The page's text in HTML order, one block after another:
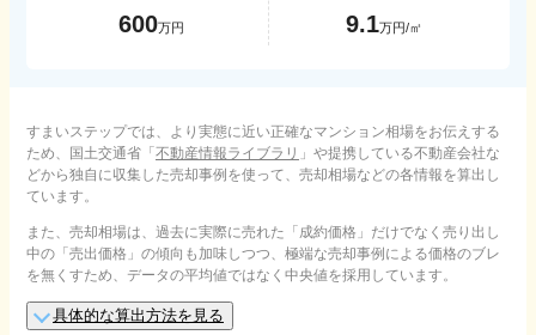
600万円 9.1万円/㎡
すまいステップでは、より実態に近い正確なマンション相場をお伝えする
ため、国土交通省「不動産情報ライブラリ 」や提携している不動産会社な
どから独自に収集した売却事例を使って、売却相場などの各情報を算出し
ています。
また、売却相場は、過去に実際に売れた「成約価格」だけでなく売り出し
中の「売出価格」の傾向も加味しつつ、極端な売却事例による価格のブレ
を無くすため、データの平均値ではなく中央値を採用しています。
具体的な算出方法を見る